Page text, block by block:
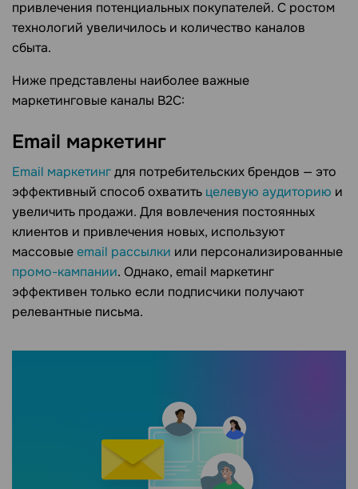
привлечения потенциальных покупателей. С ростом
технологий увеличилось и количество каналов
сбыта.
Ниже представлены наиболее важные
маркетинговые каналы B2C:
Email маркетинг
Email маркетингдля потребительских брендов — это
эффективный способ охватить целевую аудиторию и
увеличить продажи. Для вовлечения постоянных
клиентов и привлечения новых, используют
массовыеemail рассылки или персонализированные
промо-кампании. Однако, email маркетинг
эффективен только если подписчики получают
релевантные письма.